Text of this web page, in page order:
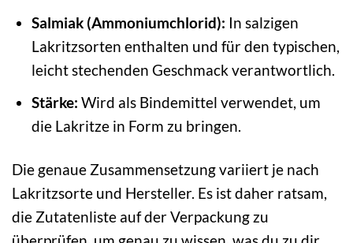
Salmiak (Ammoniumchlorid): In salzigen
Lakritzsorten enthalten und für den typischen,
leicht stechenden Geschmack verantwortlich.
Stärke: Wird als Bindemittel verwendet, um
die Lakritze in Form zu bringen.
Die genaue Zusammensetzung variiert je nach
Lakritzsorte und Hersteller. Es ist daher ratsam,
die Zutatenliste auf der Verpackung zu